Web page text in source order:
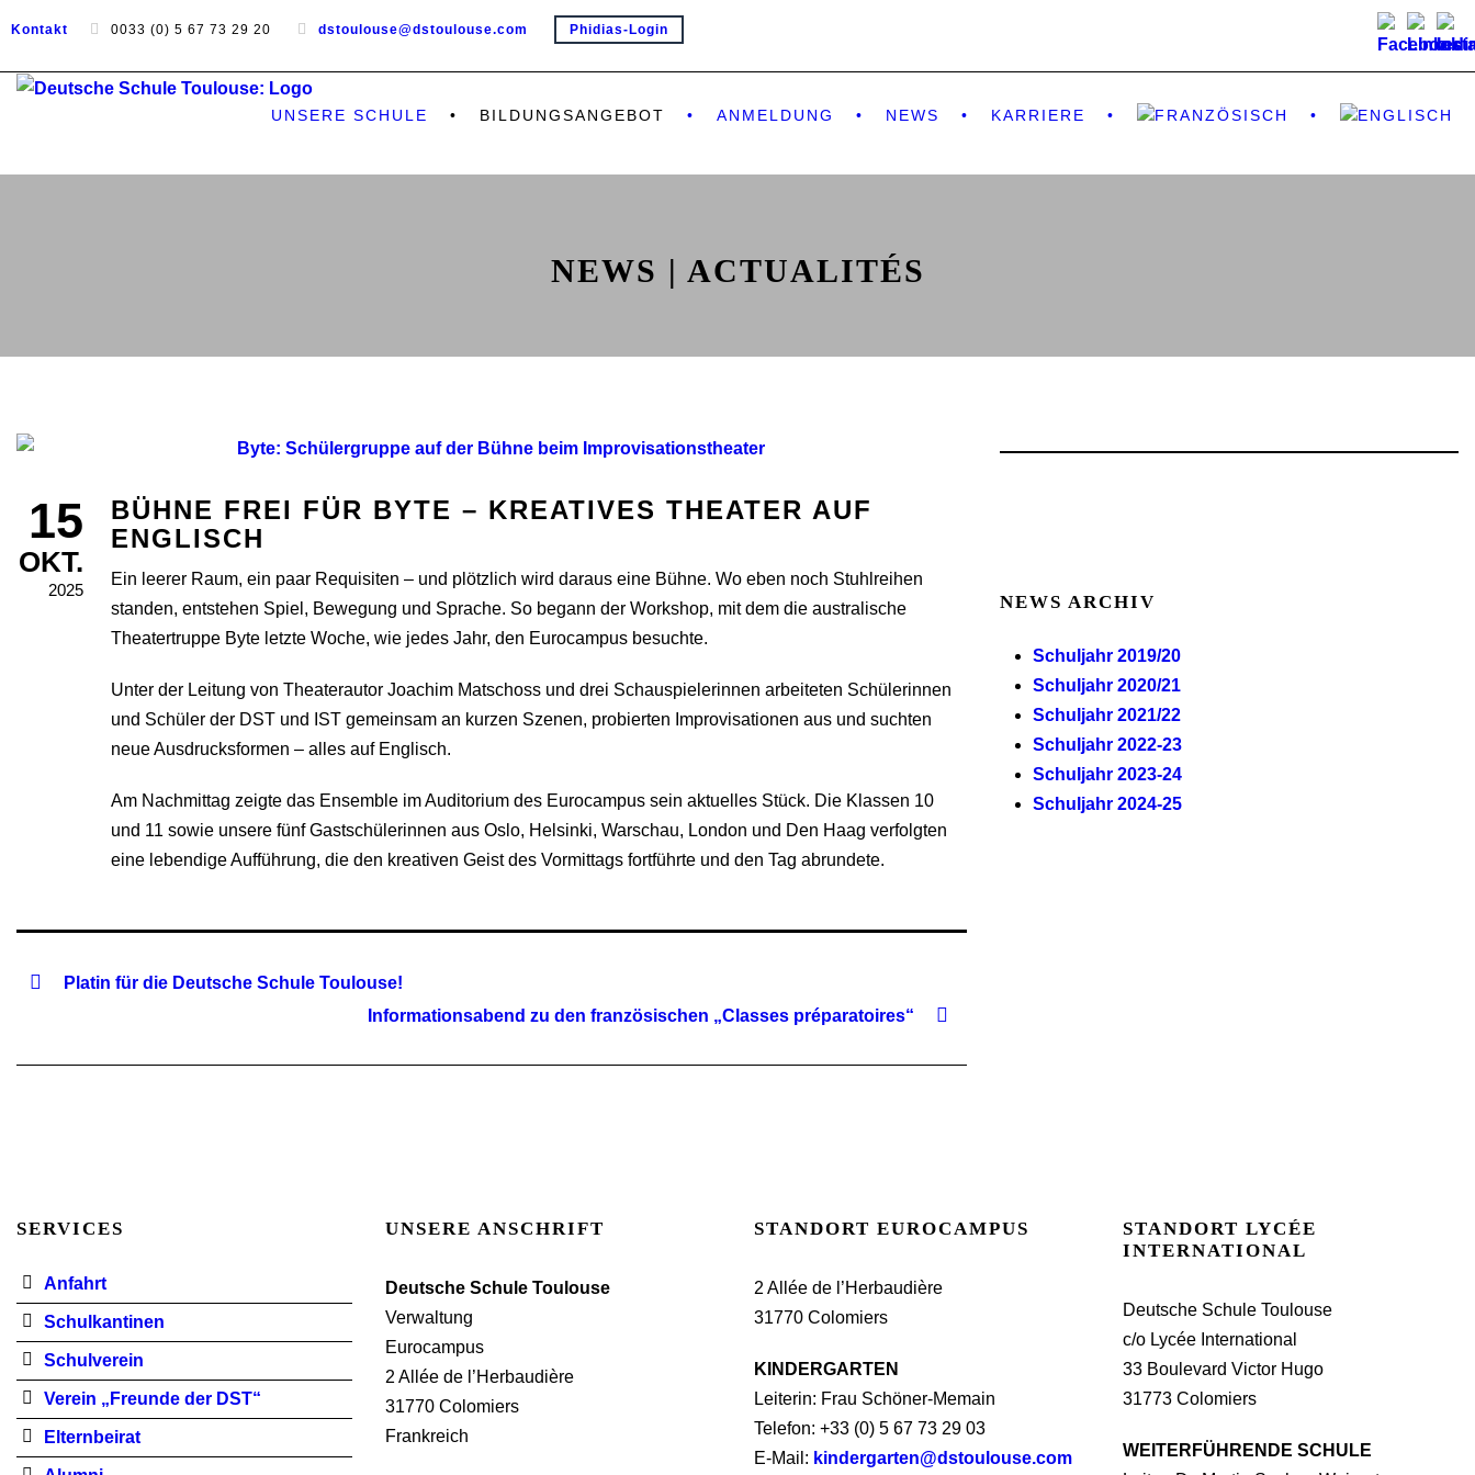
Kontakt 0033 (0) 5 67 73 29 20 dstoulouse@dstoulouse.com Phidias-Login
UNSERE SCHULE BILDUNGSANGEBOT ANMELDUNG NEWS KARRIERE
NEWS | ACTUALITÉS
15
OKT.
2025
BÜHNE FREI FÜR BYTE – KREATIVES THEATER AUF
ENGLISCH
Ein leerer Raum, ein paar Requisiten – und plötzlich wird daraus eine Bühne. Wo eben noch Stuhlreihen
standen, entstehen Spiel, Bewegung und Sprache. So begann der Workshop, mit dem die australische
Theatertruppe Byte letzte Woche, wie jedes Jahr, den Eurocampus besuchte.
Unter der Leitung von Theaterautor Joachim Matschoss und drei Schauspielerinnen arbeiteten Schülerinnen
und Schüler der DST und IST gemeinsam an kurzen Szenen, probierten Improvisationen aus und suchten
neue Ausdrucksformen – alles auf Englisch.
Am Nachmittag zeigte das Ensemble im Auditorium des Eurocampus sein aktuelles Stück. Die Klassen 10
und 11 sowie unsere fünf Gastschülerinnen aus Oslo, Helsinki, Warschau, London und Den Haag verfolgten
eine lebendige Aufführung, die den kreativen Geist des Vormittags fortführte und den Tag abrundete.
Platin für die Deutsche Schule Toulouse!
Informationsabend zu den französischen „Classes préparatoires“
NEWS ARCHIV
Schuljahr 2019/20
Schuljahr 2020/21
Schuljahr 2021/22
Schuljahr 2022-23
Schuljahr 2023-24
Schuljahr 2024-25
SERVICES
Anfahrt
Schulkantinen
Schulverein
Verein „Freunde der DST“
Elternbeirat
UNSERE ANSCHRIFT
Deutsche Schule Toulouse
Verwaltung
Eurocampus
2 Allée de l’Herbaudière
31770 Colomiers
Frankreich
STANDORT EUROCAMPUS
2 Allée de l’Herbaudière
31770 Colomiers
KINDERGARTEN
Leiterin: Frau Schöner-Memain
Telefon: +33 (0) 5 67 73 29 03
E-Mail: kindergarten@dstoulouse.com
STANDORT LYCÉE
INTERNATIONAL
Deutsche Schule Toulouse
c/o Lycée International
33 Boulevard Victor Hugo
31773 Colomiers
WEITERFÜHRENDE SCHULE